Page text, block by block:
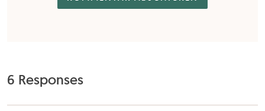
6 Responses